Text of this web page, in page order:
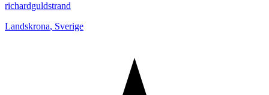
richardguldstrand
Landskrona, Sverige